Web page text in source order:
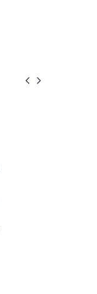
 